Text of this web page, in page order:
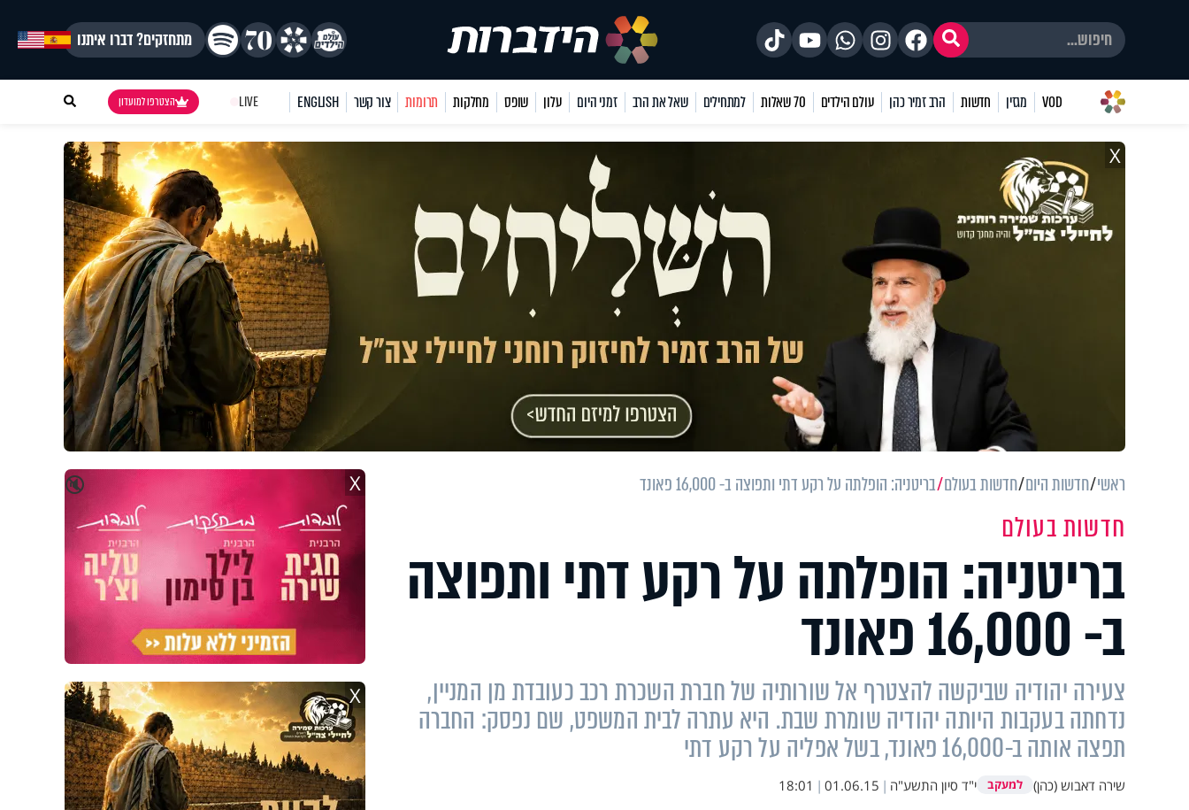
מתחזקים? דברו איתנו
VOD מגזין חדשות הרב זמיר כהן עולם הילדים 70 שאלות למתחילים שאל את הרב זמני היום עלון שופס מחלקות תרומות צור קשר ENGLISH
LIVE הצטרפו למועדון
X
ראשי חדשות היום חדשות בעולם בריטניה: הופלתה על רקע דתי ותפוצה ב- 16,000 פאונד
חדשות בעולם
בריטניה: הופלתה על רקע דתי ותפוצה
ב- 16,000 פאונד
צעירה יהודיה שביקשה להצטרף אל שורותיה של חברת השכרת רכב כעובדת מן המניין,
נדחתה בעקבות היותה יהודיה שומרת שבת. היא עתרה לבית המשפט, שם נפסק: החברה
תפצה אותה ב-16,000 פאונד, בשל אפליה על רקע דתי
שירה דאבוש (כהן) למעקב י"ד סיון התשע"ה |
01.06.15
|
18:01
🔇 X
X